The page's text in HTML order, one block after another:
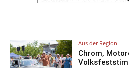
Aus der Region
Chrom,